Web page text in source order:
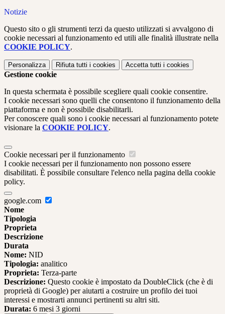
Notizie
Questo sito o gli strumenti terzi da questo utilizzati si avvalgono di
cookie necessari al funzionamento ed utili alle finalità illustrate nella
COOKIE POLICY.
Personalizza Rifiuta tutti i cookies Accetta tutti i cookies
Gestione cookie
In questa schermata è possibile scegliere quali cookie consentire.
I cookie necessari sono quelli che consentono il funzionamento della
piattaforma e non è possibile disabilitarli.
Per conoscere quali sono i cookie necessari al funzionamento potete
visionare la COOKIE POLICY.
Cookie necessari per il funzionamento
I cookie necessari per il funzionamento non possono essere
disabilitati. È possibile consultare l'elenco nella pagina della cookie
policy.
google.com
Nome
Tipologia
Proprieta
Descrizione
Durata
Nome: NID
Tipologia: analitico
Proprieta: Terza-parte
Descrizione: Questo cookie è impostato da DoubleClick (che è di
proprietà di Google) per aiutarti a costruire un profilo dei tuoi
interessi e mostrarti annunci pertinenti su altri siti.
Durata: 6 mesi 3 giorni